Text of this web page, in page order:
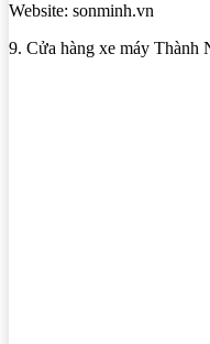
Website: sonminh.vn
9. Cửa hàng xe máy